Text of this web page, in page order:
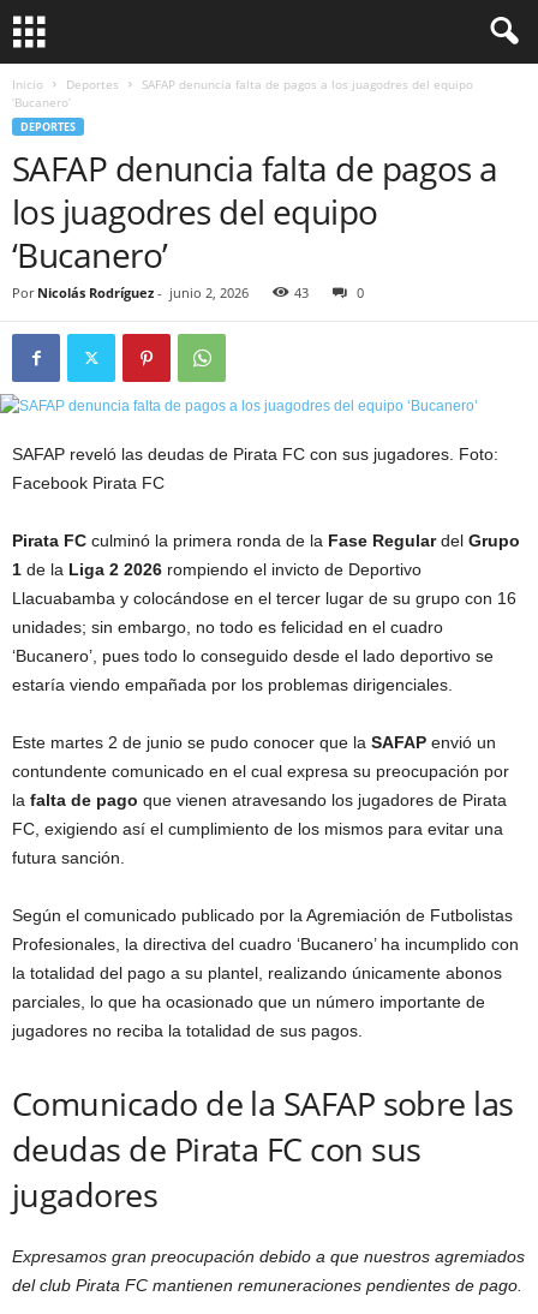
Inicio Deportes
SAFAP denuncia falta de pagos a los juagodres del equipo
‘Bucanero’
DEPORTES
SAFAP denuncia falta de pagos a
los juagodres del equipo
‘Bucanero’
Por Nicolás Rodríguez - junio 2, 2026 43 0
SAFAP reveló las deudas de Pirata FC con sus jugadores. Foto:
Facebook Pirata FC
Pirata FC culminó la primera ronda de la Fase Regulardel Grupo
1 de la Liga 2 2026 rompiendo el invicto de Deportivo
Llacuabamba y colocándose en el tercer lugar de su grupo con 16
unidades; sin embargo, no todo es felicidad en el cuadro
‘Bucanero’, pues todo lo conseguido desde el lado deportivo se
estaría viendo empañada por los problemas dirigenciales.
Este martes 2 de junio se pudo conocer que la SAFAP envió un
contundente comunicado en el cual expresa su preocupación por
la falta de pago que vienen atravesando los jugadores de Pirata
FC, exigiendo así el cumplimiento de los mismos para evitar una
futura sanción.
Según el comunicado publicado por la Agremiación de Futbolistas
Profesionales, la directiva del cuadro ‘Bucanero’ ha incumplido con
la totalidad del pago a su plantel, realizando únicamente abonos
parciales, lo que ha ocasionado que un número importante de
jugadores no reciba la totalidad de sus pagos.
Comunicado de la SAFAP sobre las
deudas de Pirata FC con sus
jugadores
Expresamos gran preocupación debido a que nuestros agremiados
del club Pirata FC mantienen remuneraciones pendientes de pago.